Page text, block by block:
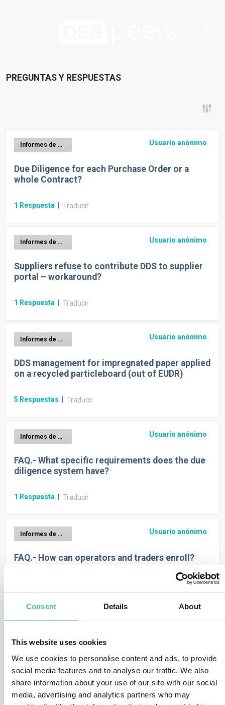
Consent Details About
This website uses cookies
We use cookies to personalise content and ads, to provide
social media features and to analyse our traffic. We also
share information about your use of our site with our social
media, advertising and analytics partners who may
PREGUNTAS Y RESPUESTAS
Informes de diligencia debida EUDR Usuario anónimo
Due Diligence for each Purchase Order or a
whole Contract?
1 Respuesta Traducir
Informes de diligencia debida EUDR Usuario anónimo
Suppliers refuse to contribute DDS to supplier
portal – workaround?
1 Respuesta Traducir
Informes de diligencia debida EUDR Usuario anónimo
DDS management for impregnated paper applied
on a recycled particleboard (out of EUDR)
5 Respuestas Traducir
Informes de diligencia debida EUDR Usuario anónimo
FAQ.- What specific requirements does the due
diligence system have?
1 Respuesta Traducir
Informes de diligencia debida EUDR Usuario anónimo
FAQ.- How can operators and traders enroll?
Informes de diligencia debida EUDR
FAQ.- Duration for keeping due diligence docs?
SMEs included? Start?
1Respuesta|Traducir